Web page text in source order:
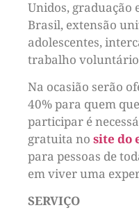
Unidos, graduação
Brasil, extensão
adolescentes,
trabalho
Na ocasião serão
40% para quem
participar é
gratuita no site do
para pessoas de
em viver uma
SERVIÇO